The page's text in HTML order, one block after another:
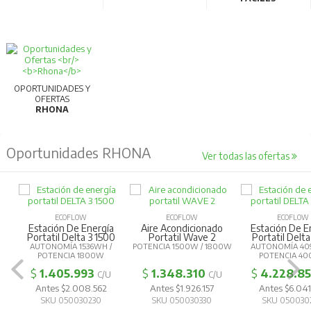
OPORTUNIDADES Y
OFERTAS
RHONA
Oportunidades RHONA Ver todas las ofertas
ECOFLOW
Estación De Energía
Portatil Delta 3 1500
AUTONOMÍA 1536WH /
POTENCIA 1800W
$1.405.993 C/U
Antes $2.008.562
SKU 050030230
ECOFLOW
Aire Acondicionado
Portatil Wave 2
POTENCIA 1500W / 1800W
$ 1.348.310 C/U
Antes $1.926.157
SKU 050030330
ECOFLOW
Estación De
Portatil Delta
AUTONOMÍA
POTENCIA
$
Antes
SKU